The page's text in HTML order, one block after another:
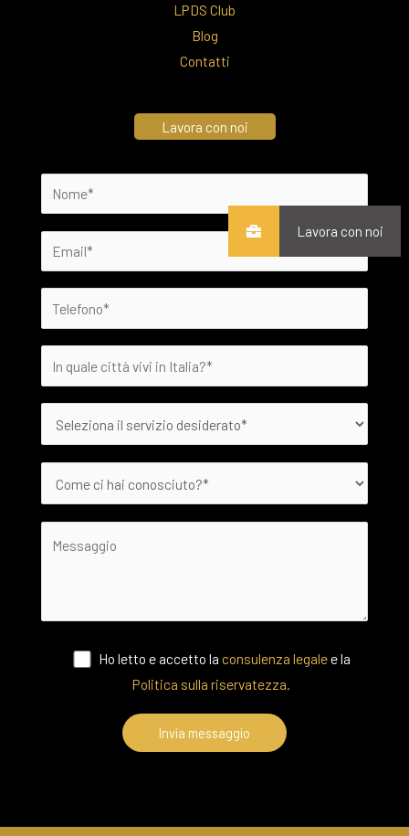
Lavora con noi
LPDS Club
Blog
Contatti
Lavora con noi
Ho letto e accetto laconsulenza legalee la
Politica sulla riservatezza.